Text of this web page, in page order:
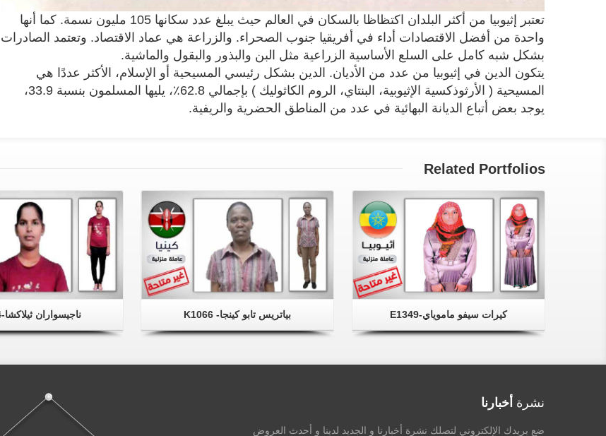
تعتبر إثيوبيا من أكثر البلدان اكتظاظا بالسكان في العالم حيث يبلغ عدد سكانها 105 مليون نسمة. كما أنها
واحدة من أفضل الاقتصادات أداء في أفريقيا جنوب الصحراء. والزراعة هي عماد الاقتصاد. وتعتمد الصادرات
بشكل شبه كامل على السلع الأساسية الزراعية مثل البن والبذور والبقول والماشية.
يتكون الدين في إثيوبيا من عدد من الأديان. الدين بشكل رئيسي المسيحية أو الإسلام، الأكثر عددًا هي
المسيحية ( الأرثوذكسية الإثيوبية، البنتاي، الروم الكاثوليك ) بإجمالي 62.8٪، يليها المسلمون بنسبة 33.9،
يوجد بعض أتباع الديانة البهائية في عدد من المناطق الحضرية والريفية.
Related Portfolios
ناجيسواران ثيلاكشا-S1034 بياتريس تابو كينجا- K1066 كيرات سيفو ماموياي-E1349
نشرة أخبارنا
ضع بريدك الإلكتروني لتصلك نشرة أخبارنا و الجديد لدينا و أحدث العروض